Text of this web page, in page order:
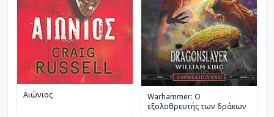
Αιώνιος
Warhammer: Ο
εξολοθρευτής των δράκων